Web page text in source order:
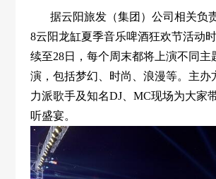
据云阳旅发（集团）公司相关负
8云阳龙缸夏季音乐啤酒狂欢节活动
续至28日，每个周末都将上演不同主
演，包括梦幻、时尚、浪漫等。主办
力派歌手及知名DJ、MC现场为大家
听盛宴。